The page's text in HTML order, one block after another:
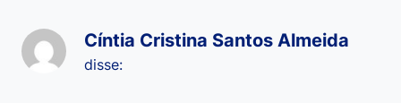
Cíntia Cristina Santos Almeida
disse: